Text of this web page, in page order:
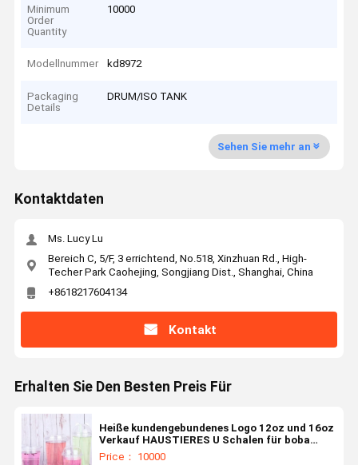
Minimum
Order
Quantity
10000
Modellnummer kd8972
Packaging
Details
DRUM/ISO TANK
Sehen Sie mehr an
Kontaktdaten
Ms. Lucy Lu
Bereich C, 5/F, 3 errichtend, No.518, Xinzhuan Rd., High-
Techer Park Caohejing, Songjiang Dist., Shanghai, China
+8618217604134
Kontakt
Erhalten Sie Den Besten Preis Für
Heiße kundengebundenes Logo 12oz und 16oz
Verkauf HAUSTIERES U Schalen für boba
Geschäfte
Price： 10000